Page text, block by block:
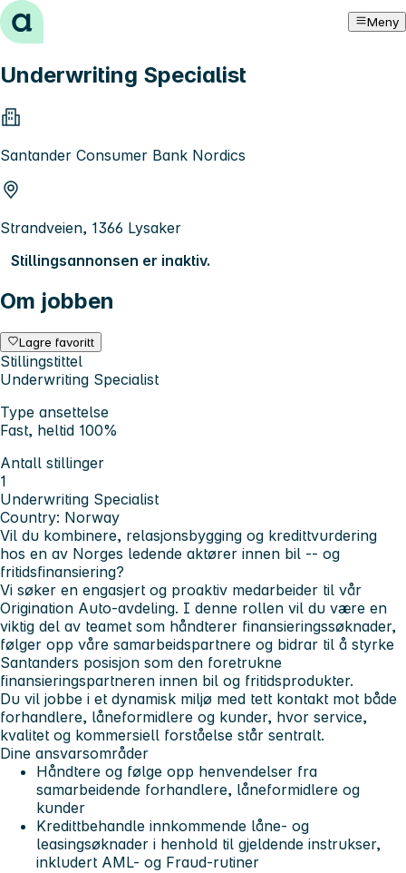
Hopp til innhold Meny
Underwriting Specialist
Santander Consumer Bank Nordics
Strandveien, 1366 Lysaker
Stillingsannonsen er inaktiv.
Om jobben
Lagre favoritt
Stillingstittel
Underwriting Specialist
Type ansettelse
Fast, heltid 100%
Antall stillinger
1
Underwriting Specialist
Country: Norway
Vil du kombinere, relasjonsbygging og kredittvurdering
hos en av Norges ledende aktører innen bil -- og
fritidsfinansiering?
Vi søker en engasjert og proaktiv medarbeider til vår
Origination Auto-avdeling. I denne rollen vil du være en
viktig del av teamet som håndterer finansieringssøknader,
følger opp våre samarbeidspartnere og bidrar til å styrke
Santanders posisjon som den foretrukne
finansieringspartneren innen bil og fritidsprodukter.
Du vil jobbe i et dynamisk miljø med tett kontakt mot både
forhandlere, låneformidlere og kunder, hvor service,
kvalitet og kommersiell forståelse står sentralt.
Dine ansvarsområder
Håndtere og følge opp henvendelser fra
samarbeidende forhandlere, låneformidlere og
kunder
Kredittbehandle innkommende låne- og
leasingsøknader i henhold til gjeldende instrukser,
inkludert AML- og Fraud-rutiner